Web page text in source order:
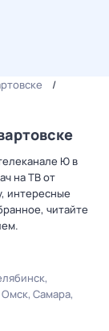
Ю в
на ТВ от
интересные
читайте
Омск Самара